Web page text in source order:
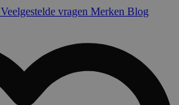
Veelgestelde vragen Merken Blog